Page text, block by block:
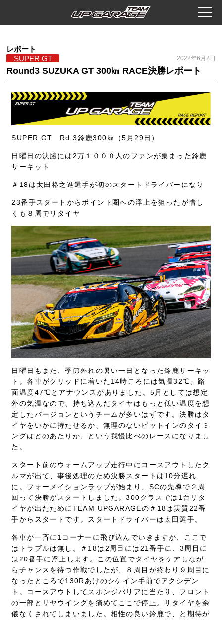
レポート
SUPER GT
Round3 SUZUKA GT 300㎞ RACE決勝レポート
2022年6月2日
SUPER GT Rd.3鈴鹿300㎞（5月29日）
日曜日の決勝には2万１０００人のファンが集まった鈴鹿
サーキット
＃18は太田格之進選手が初のスタートドライバーになり
23番手スタートからポイント圏への浮上を狙ったが惜し
くも８周でリタイヤ
日曜日もまた、季節外れの暑い一日となった鈴鹿サーキッ
ト。各車がグリッドに着いた14時ころには気温32℃、路
面温度47℃とアナウンスがありました。5月としては想定
外の気温なので、持ち込んだタイヤはもっと低い温度を想
定したバージョンというチームが多いはずです。決勝はタ
イヤをいかに持たせるか、無理のないピットインのタイミ
ングはどのあたりか、という我慢比べのレースになりまし
た。
スタート前のウォームアップ走行中にコースアウトしたク
ルマが出て、事後処理のため決勝スタートは10分遅れ
に。フォーメイションラップが始まり、SCの先導で２周
回って決勝がスタートしました。300クラスでは1台リタ
イヤが出たためにTEAM UPGARAGEの＃18は実質22番
手からスタートです。スタートドライバーは太田選手。
各車が一斉に1コーナーに飛び込んでいきますが、ここで
はトラブルは無し。＃18は2周目には21番手に、3周目に
は20番手に浮上します。この位置でタイヤをケアしなが
らチャンスを待つ作戦でしたが、８周目が終わり９周目に
なったところで130Rあけのシケイン手前でアクシデン
ト。コースアウトしてスポンジバリアに当たり、フロント
の一部とリヤウイングを痛めてここで停止。リタイヤを余
儀なくされてしまいました。相性の良い鈴鹿で、と期待が